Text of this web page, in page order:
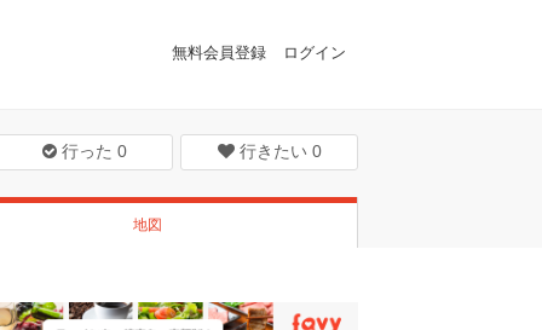
無料会員登録 ログイン
行った 0 行きたい 0
地図